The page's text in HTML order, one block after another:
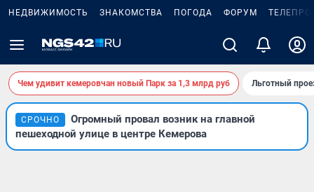
НЕДВИЖИМОСТЬ ЗНАКОМСТВА ПОГОДА ФОРУМ
Чем удивит кемеровчан новый Парк за 1,3 млрд руб Льготный
СРОЧНО
Огромный провал возник на главной
пешеходной улице в центре Кемерова